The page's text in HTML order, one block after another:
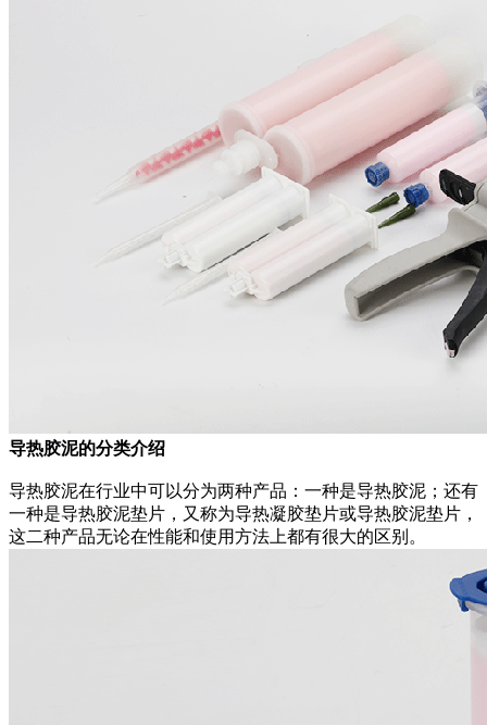
导热胶泥的分类介绍
导热胶泥在行业中可以分为两种产品：一种是导热胶泥；还有
一种是导热胶泥垫片，又称为导热凝胶垫片或导热胶泥垫片，
这二种产品无论在性能和使用方法上都有很大的区别。